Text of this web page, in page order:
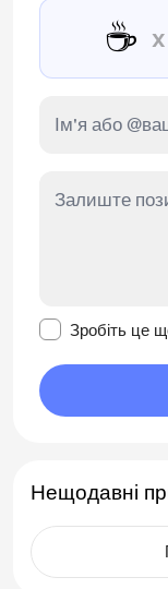
☕ x
Зробіть це
Нещодавні